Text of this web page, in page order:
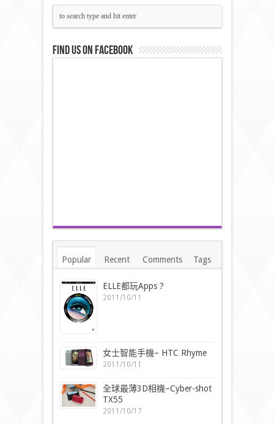
Find us on Facebook
Popular Recent Comments Tags
ELLE都玩Apps ?
2011/10/11
女士智能手機– HTC Rhyme
2011/10/11
全球最薄3D相機–Cyber-shot
TX55
2011/10/17